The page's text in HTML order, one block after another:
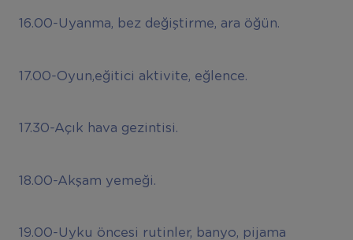
16.00-Uyanma, bez değiştirme, ara öğün.
17.00-Oyun,eğitici aktivite, eğlence.
17.30-Açık hava gezintisi.
18.00-Akşam yemeği.
19.00-Uyku öncesi rutinler, banyo, pijama